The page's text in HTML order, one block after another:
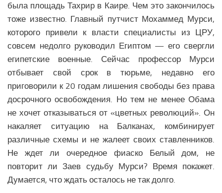
была площадь Тахрир в Каире. Чем это закончилось
тоже известно. Главный путчист Мохаммед Мурси,
которого привели к власти специалисты из ЦРУ,
совсем недолго руководил Египтом — его свергли
египетские военные. Сейчас профессор Мурси
отбывает свой срок в тюрьме, недавно его
приговорили к 20 годам лишения свободы без права
досрочного освобождения. Но тем не менее Обама
не хочет отказываться от «цветных революций». Он
накаляет ситуацию на Балканах, комбинирует
различные схемы и не жалеет своих ставленников.
Не ждет ли очередное фиаско Белый дом, не
повторит ли Заев судьбу Мурси? Время покажет.
Думается, что ждать осталось не так долго.